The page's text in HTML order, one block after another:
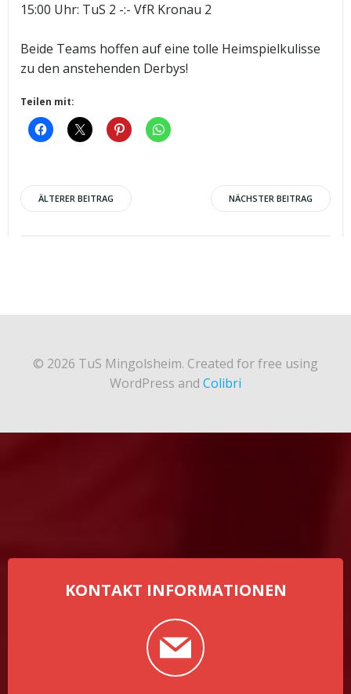
15:00 Uhr: TuS 2 -:- VfR Kronau 2
Beide Teams hoffen auf eine tolle Heimspielkulisse
zu den anstehenden Derbys!
Teilen mit:
Post
navigation
ÄLTERER BEITRAG
Post
navigation
NÄCHSTER BEITRAG
© 2026 TuS Mingolsheim. Created for free using
WordPress and Colibri
KONTAKT INFORMATIONEN